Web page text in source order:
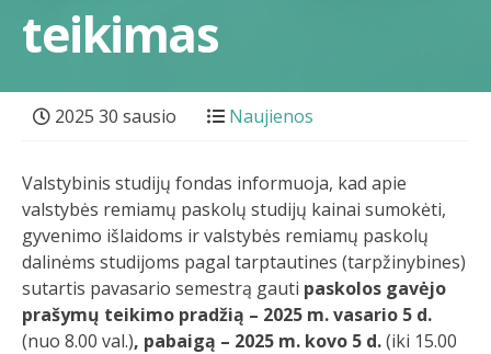
teikimas
2025 30 sausio Naujienos
Valstybinis studijų fondas informuoja, kad apie
valstybės remiamų paskolų studijų kainai sumokėti,
gyvenimo išlaidoms ir valstybės remiamų paskolų
dalinėms studijoms pagal tarptautines (tarpžinybines)
sutartis pavasario semestrą gauti paskolos gavėjo
prašymų teikimo pradžią – 2025 m. vasario 5 d.
(nuo 8.00 val.), pabaigą – 2025 m. kovo 5 d.(iki 15.00